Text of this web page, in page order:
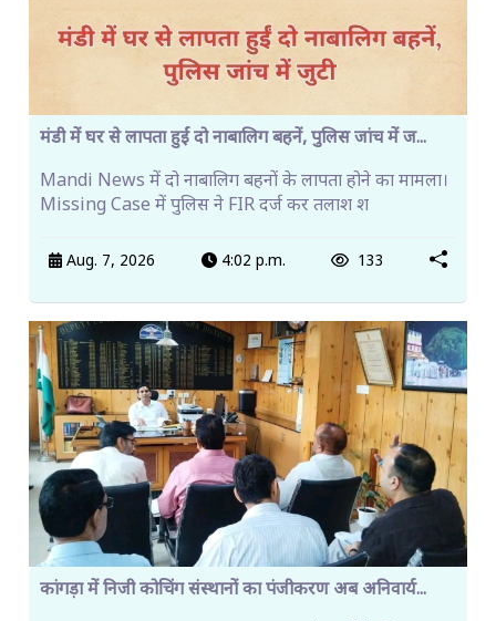
मंडी में घर से लापता हुईं दो नाबालिग बहनें, पुलिस जांच में ज...
Mandi News में दो नाबालिग बहनों के लापता होने का मामला।
Missing Case में पुलिस ने FIR दर्ज कर तलाश श
Aug. 7, 2026 4:02 p.m. 133
कांगड़ा में निजी कोचिंग संस्थानों का पंजीकरण अब अनिवार्य...